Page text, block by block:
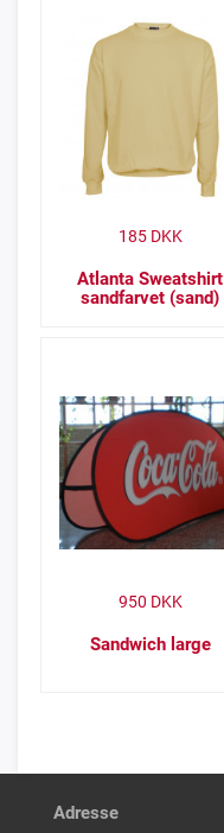
Atlanta Sweatshirt
sandfarvet (sand)
185DKK
Sandwich large
950 DKK
Adresse